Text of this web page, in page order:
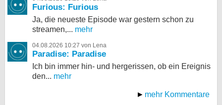
Furious: Furious
Ja, die neueste Episode war gestern schon zu
streamen,... mehr
04.08.2026 10:27 von Lena
Paradise: Paradise
Ich bin immer hin- und hergerissen, ob ein Ereignis
den... mehr
mehr Kommentare